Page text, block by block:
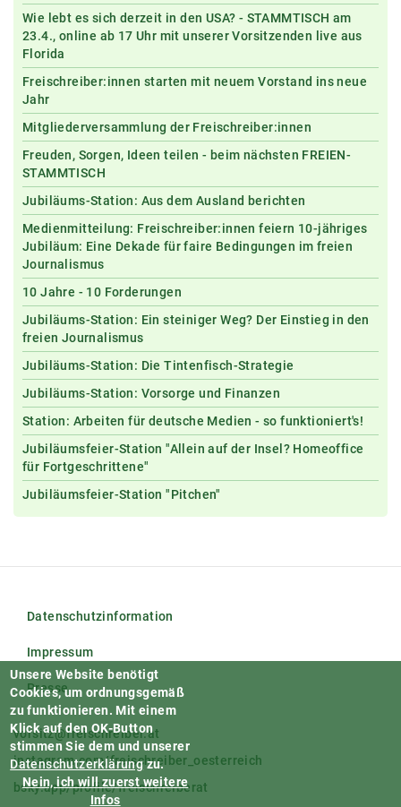
Wie lebt es sich derzeit in den USA? - STAMMTISCH am
23.4., online ab 17 Uhr mit unserer Vorsitzenden live aus
Florida
Freischreiber:innen starten mit neuem Vorstand ins neue
Jahr
Mitgliederversammlung der Freischreiber:innen
Freuden, Sorgen, Ideen teilen - beim nächsten FREIEN-
STAMMTISCH
Jubiläums-Station: Aus dem Ausland berichten
Medienmitteilung: Freischreiber:innen feiern 10-jähriges
Jubiläum: Eine Dekade für faire Bedingungen im freien
Journalismus
10 Jahre - 10 Forderungen
Jubiläums-Station: Ein steiniger Weg? Der Einstieg in den
freien Journalismus
Jubiläums-Station: Die Tintenfisch-Strategie
Jubiläums-Station: Vorsorge und Finanzen
Station: Arbeiten für deutsche Medien - so funktioniert's!
Jubiläumsfeier-Station "Allein auf der Insel? Homeoffice
für Fortgeschrittene"
Jubiläumsfeier-Station "Pitchen"
Datenschutzinformation
Impressum
Presse
vorsitz@freischreiber.at
instagram.com/freischreiber_oesterreich
bsky.app/profile/freischreiberat
Unsere Website benötigt
Cookies, um ordnungsgemäß
zu funktionieren. Mit einem
Klick auf den OK-Button
stimmen Sie dem und unserer
Datenschutzerklärungzu.
Nein, ich will zuerst weitere
Infos